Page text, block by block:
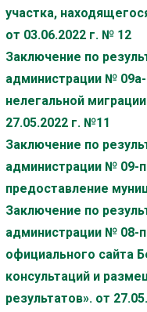
участка,
от 03.06.2022 г. № 12
Заключение по
администрации №
нелегальной
27.05.2022 г. №11
Заключение по
администрации № 09-
предоставление
Заключение по
администрации № 08-
официального сайта
консультаций и
результатов». от